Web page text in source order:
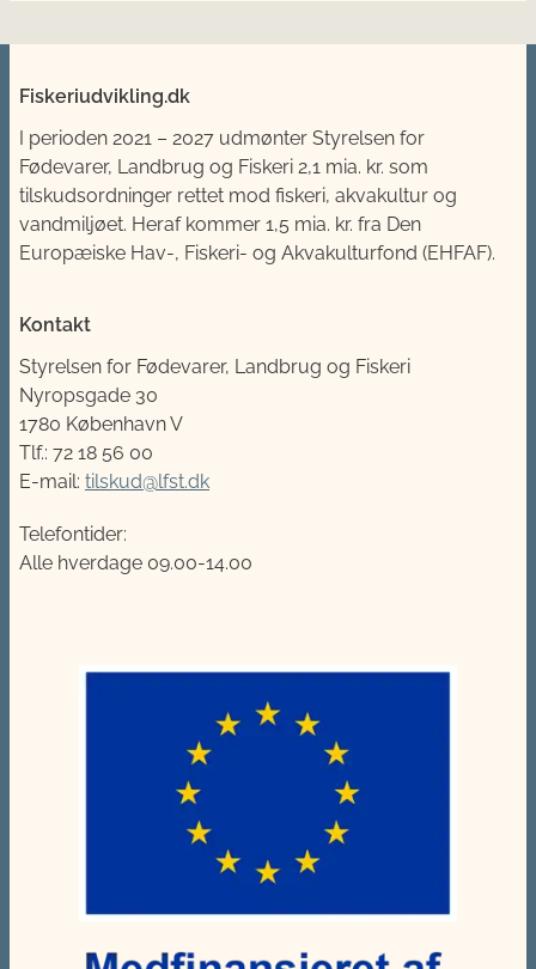
Fiskeriudvikling.dk
I perioden 2021 – 2027 udmønter Styrelsen for
Fødevarer, Landbrug og Fiskeri 2,1 mia. kr. som
tilskudsordninger rettet mod fiskeri, akvakultur og
vandmiljøet. Heraf kommer 1,5 mia. kr. fra Den
Europæiske Hav-, Fiskeri- og Akvakulturfond (EHFAF).
Kontakt
Styrelsen for Fødevarer, Landbrug og Fiskeri
Nyropsgade 30
1780 København V
Tlf.: 72 18 56 00
E-mail: tilskud@lfst.dk
Telefontider:
Alle hverdage 09.00-14.00